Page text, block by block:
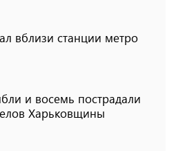
вблизи станции метро
и восемь пострадали
Харьковщины